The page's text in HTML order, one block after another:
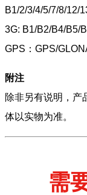
B1/2/3/4/5/7/8/12/
3G: B1/B2/B4/B5/
GPS：GPS/
附注
除非另有说明，产
体以实物为准。
需